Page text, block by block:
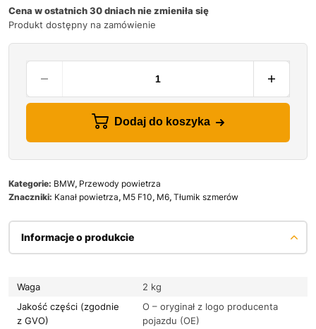
Cena w ostatnich 30 dniach nie zmieniła się
Produkt dostępny na zamówienie
Dodaj do koszyka
Kategorie: BMW, Przewody powietrza
Znaczniki: Kanał powietrza, M5 F10, M6, Tłumik szmerów
Informacje o produkcie
Waga
2 kg
Jakość części (zgodnie
z GVO)
O – oryginał z logo producenta
pojazdu (OE)